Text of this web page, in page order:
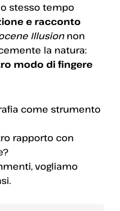
stesso tempo
e racconto
Illusionnon
la natura:
modo di fingere
come strumento
rapporto con
vogliamo